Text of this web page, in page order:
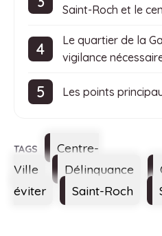
Saint-Roch et le
Le quartier de la
vigilance
Les points
Étiquettes
Centre-
Ville
Délinquance
éviter
Saint-Roch